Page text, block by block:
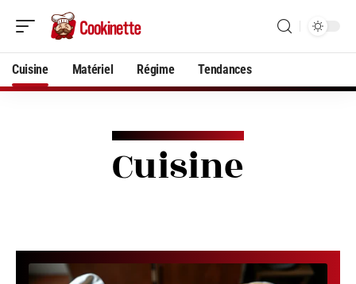
Cuisine Matériel Régime Tendances
Cuisine